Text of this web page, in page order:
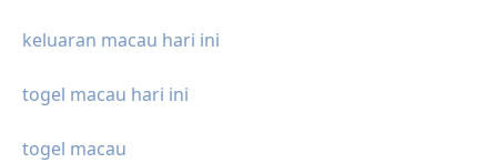
keluaran macau hari ini
togel macau hari ini
togel macau